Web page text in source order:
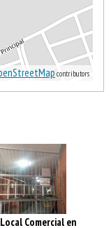
contributors
Comercial en